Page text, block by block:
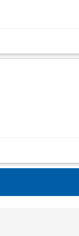
obsługi klientów oraz firm;
obsługi klientów oraz firm;